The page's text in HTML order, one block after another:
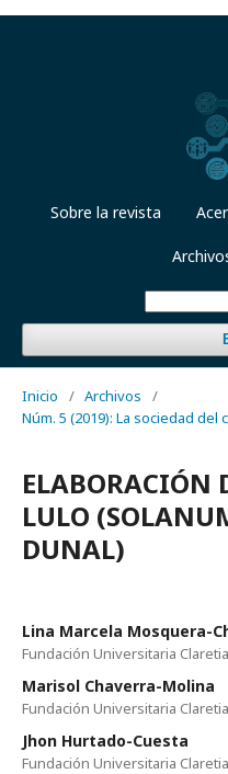
Sobre la revista
Inicio / Archivos
/
Núm. 5 (2019): La sociedad del
ELABORACIÓN
LULO
DUNAL)
Lina Marcela Mosquera-
Fundación Universitaria
Marisol Chaverra-Molina
Fundación Universitaria
Jhon Hurtado-Cuesta
Fundación Universitaria